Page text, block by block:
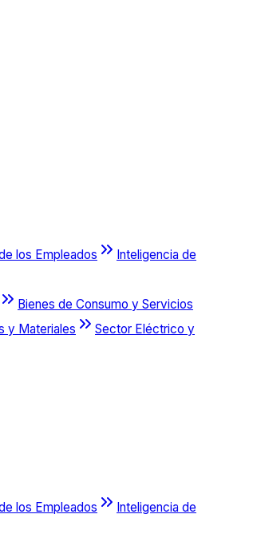
los Empleados
Inteligencia de
Bienes de Consumo y Servicios
y Materiales
Sector Eléctrico y
los Empleados
Inteligencia de